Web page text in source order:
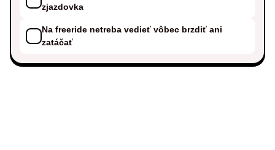
zjazdovka
Na freeride netreba vedieť vôbec brzdiť ani
zatáčať